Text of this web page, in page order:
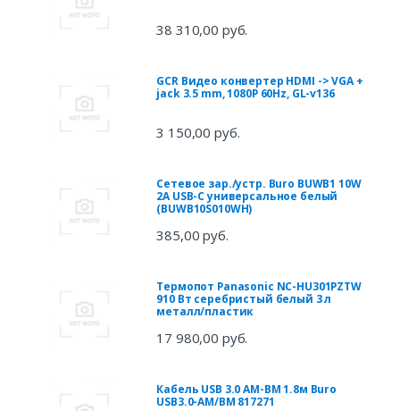
38 310,00 руб.
GCR Видео конвертер HDMI -> VGA +
jack 3.5 mm, 1080P 60Hz, GL-v136
3 150,00 руб.
Сетевое зар./устр. Buro BUWB1 10W
2A USB-C универсальное белый
(BUWB10S010WH)
385,00 руб.
Термопот Panasonic NC-HU301PZTW
910 Вт серебристый белый 3 л
металл/пластик
17 980,00 руб.
Кабель USB 3.0 AM-BM 1.8м Buro
USB3.0-AM/BM 817271